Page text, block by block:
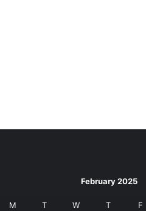
February 2025
M T W T F